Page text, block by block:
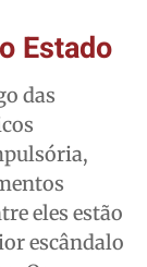
Estado
das
eles estão
escândalo